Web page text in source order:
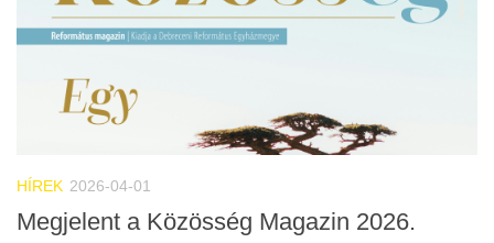
HÍREK 2026-04-01
Megjelent a Közösség Magazin 2026.